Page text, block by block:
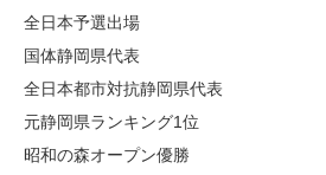
全日本予選出場
国体静岡県代表
全日本都市対抗静岡県代表
元静岡県ランキング1位
昭和の森オープン優勝